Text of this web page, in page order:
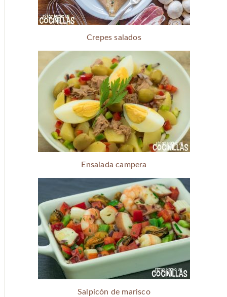
Crepes salados
Ensalada campera
Salpicón de marisco